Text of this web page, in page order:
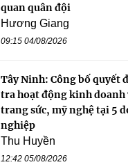
quan quân đội
Hương Giang
09:15 04/08/2026
Tây Ninh: Công bố quyết
tra hoạt động kinh doanh
trang sức, mỹ nghệ tại 5
nghiệp
Thu Huyền
12:42 05/08/2026